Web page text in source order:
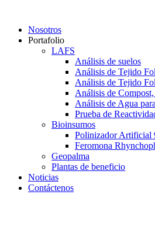
contenidoNosotros
Portafolio
LAFS
Análisis de suelos
Análisis de Tejido
Análisis de Tejido
Análisis de
Análisis de Agua
Prueba de
Bioinsumos
Polinizador Artificial
Feromona
Geopalma
Plantas de beneficio
Noticias
Contáctenos